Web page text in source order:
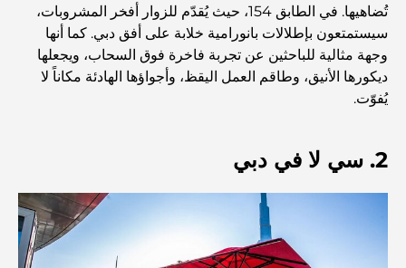
مخطط تلال الغاف الرئيسي: معيار جديد للحياة المتكاملة في
دبي
منازل متوافقة مع مبادئ فاستو: دليل عملي لتحقيق التوازن
أفضل شركات تنسيق الحدائق في دبي: تحويل المساحات
الخارجية
أفضل شركات نقل الأثاث في دبي: دليل شامل
تُضاهيها. في الطابق 154، حيث يُقدّم للزوار أفخر المشروبات،
سيستمتعون بإطلالات بانورامية خلابة على أفق دبي. كما أنها
وجهة مثالية للباحثين عن تجربة فاخرة فوق السحاب، ويجعلها
ديكورها الأنيق، وطاقم العمل اليقظ، وأجواؤها الهادئة مكاناً لا
يُفوّت.
2. سي لا في دبي